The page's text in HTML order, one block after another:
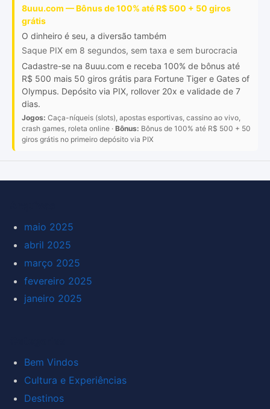
8uuu.com — Bônus de 100% até R$ 500 + 50 giros
grátis
O dinheiro é seu, a diversão também
Saque PIX em 8 segundos, sem taxa e sem burocracia
Cadastre-se na 8uuu.com e receba 100% de bônus até
R$ 500 mais 50 giros grátis para Fortune Tiger e Gates of
Olympus. Depósito via PIX, rollover 20x e validade de 7
dias.
Jogos: Caça-níqueis (slots), apostas esportivas, cassino ao vivo,
crash games, roleta online · Bônus: Bônus de 100% até R$ 500 + 50
giros grátis no primeiro depósito via PIX
maio 2025
abril 2025
março 2025
fevereiro 2025
janeiro 2025
Bem Vindos
Cultura e Experiências
Destinos